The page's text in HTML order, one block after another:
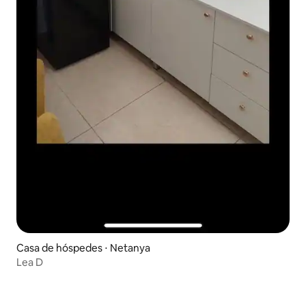
Casa de hóspedes ⋅ Netanya
Lea D